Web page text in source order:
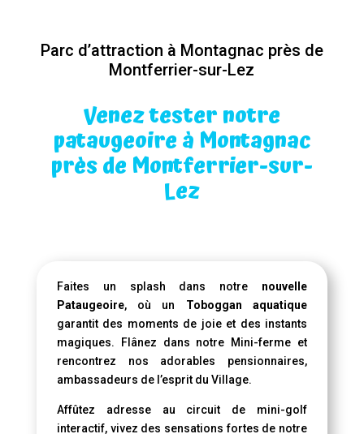
Parc d’attraction à Montagnac près de
Montferrier-sur-Lez
Venez tester notre
pataugeoire à Montagnac
près de Montferrier-sur-
Lez
Faites un splash dans notre nouvelle
Pataugeoire, où un Toboggan aquatique
garantit des moments de joie et des instants
magiques. Flânez dans notre Mini-ferme et
rencontrez nos adorables pensionnaires,
ambassadeurs de l’esprit du Village.
Affûtez adresse au circuit de mini-golf
interactif, vivez des sensations fortes de notre